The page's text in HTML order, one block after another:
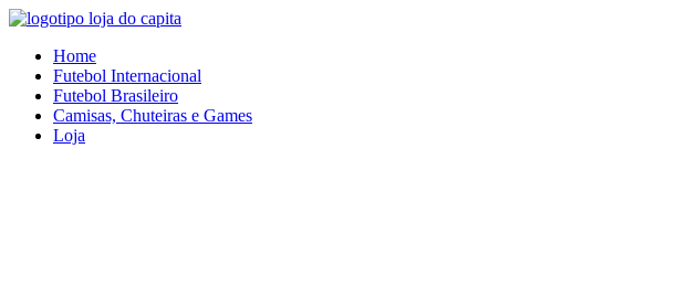
Ir
conteúdo
Home
Futebol Internacional
Futebol Brasileiro
Camisas, Chuteiras e Games
Loja